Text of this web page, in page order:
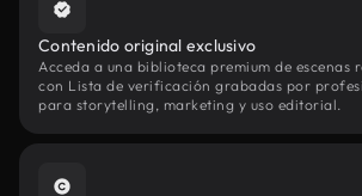
Contenido original exclusivo
Acceda a una biblioteca premium de escenas
con Lista de verificación grabadas por
para storytelling, marketing y uso editorial.